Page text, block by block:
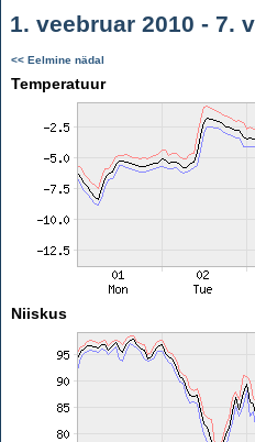
1. veebruar 2010 - 7.
<< Eelmine nädal
Temperatuur
Niiskus